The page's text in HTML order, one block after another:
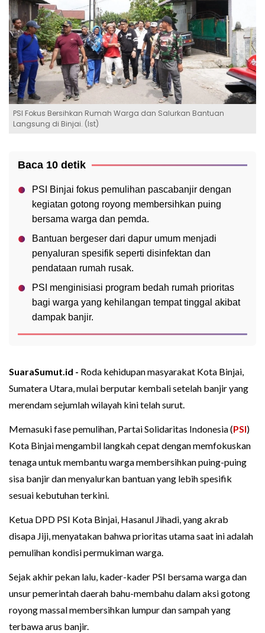
PSI Fokus Bersihkan Rumah Warga dan Salurkan Bantuan
Langsung di Binjai. (Ist)
Baca 10 detik
PSI Binjai fokus pemulihan pascabanjir dengan
kegiatan gotong royong membersihkan puing
bersama warga dan pemda.
Bantuan bergeser dari dapur umum menjadi
penyaluran spesifik seperti disinfektan dan
pendataan rumah rusak.
PSI menginisiasi program bedah rumah prioritas
bagi warga yang kehilangan tempat tinggal akibat
dampak banjir.
SuaraSumut.id - Roda kehidupan masyarakat Kota Binjai,
Sumatera Utara, mulai berputar kembali setelah banjir yang
merendam sejumlah wilayah kini telah surut.
Memasuki fase pemulihan, Partai Solidaritas Indonesia (PSI)
Kota Binjai mengambil langkah cepat dengan memfokuskan
tenaga untuk membantu warga membersihkan puing-puing
sisa banjir dan menyalurkan bantuan yang lebih spesifik
sesuai kebutuhan terkini.
Ketua DPD PSI Kota Binjai, Hasanul Jihadi, yang akrab
disapa Jiji, menyatakan bahwa prioritas utama saat ini adalah
pemulihan kondisi permukiman warga.
Sejak akhir pekan lalu, kader-kader PSI bersama warga dan
unsur pemerintah daerah bahu-membahu dalam aksi gotong
royong massal membersihkan lumpur dan sampah yang
terbawa arus banjir.